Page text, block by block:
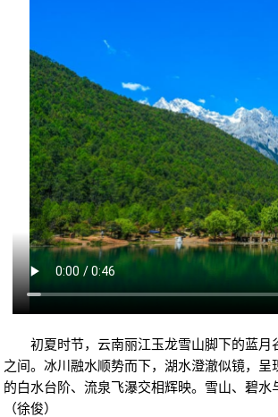
初夏时节，云南丽江玉龙雪山脚下的蓝月
之间。冰川融水顺势而下，湖水澄澈似镜，
的白水台阶、流泉飞瀑交相辉映。雪山、碧水
（徐俊）